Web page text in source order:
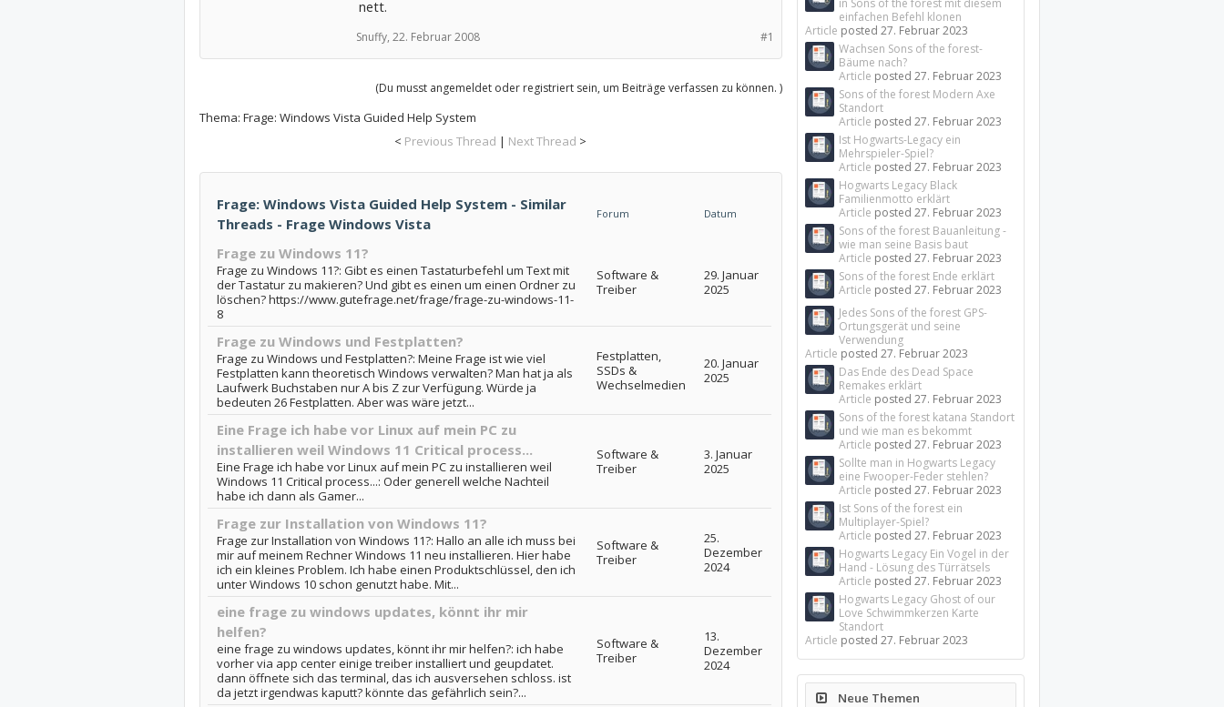
nett.
#1
Snuffy, 22. Februar 2008
(Du musst angemeldet oder registriert sein, um Beiträge verfassen zu können. )
Thema: Frage: Windows Vista Guided Help System
< Previous Thread | Next Thread >
Frage: Windows Vista Guided Help System - Similar
Threads - Frage Windows Vista
Forum Datum
Frage zu Windows 11?
Frage zu Windows 11?: Gibt es einen Tastaturbefehl um Text mit
der Tastatur zu makieren? Und gibt es einen um einen Ordner zu
löschen? https://www.gutefrage.net/frage/frage-zu-windows-11-
8
Software &
Treiber
29. Januar
2025
Frage zu Windows und Festplatten?
Frage zu Windows und Festplatten?: Meine Frage ist wie viel
Festplatten kann theoretisch Windows verwalten? Man hat ja als
Laufwerk Buchstaben nur A bis Z zur Verfügung. Würde ja
bedeuten 26 Festplatten. Aber was wäre jetzt...
Festplatten,
SSDs &
Wechselmedien
20. Januar
2025
Eine Frage ich habe vor Linux auf mein PC zu
installieren weil Windows 11 Critical process...
Eine Frage ich habe vor Linux auf mein PC zu installieren weil
Windows 11 Critical process...: Oder generell welche Nachteil
habe ich dann als Gamer...
Software &
Treiber
3. Januar
2025
Frage zur Installation von Windows 11?
Frage zur Installation von Windows 11?: Hallo an alle ich muss bei
mir auf meinem Rechner Windows 11 neu installieren. Hier habe
ich ein kleines Problem. Ich habe einen Produktschlüssel, den ich
unter Windows 10 schon genutzt habe. Mit...
Software &
Treiber
25.
Dezember
2024
eine frage zu windows updates, könnt ihr mir
helfen?
eine frage zu windows updates, könnt ihr mir helfen?: ich habe
vorher via app center einige treiber installiert und geupdatet.
dann öffnete sich das terminal, das ich ausversehen schloss. ist
da jetzt irgendwas kaputt? könnte das gefährlich sein?...
Software &
Treiber
13.
Dezember
2024
in Sons of the forest mit diesem
einfachen Befehl klonen
Article posted27. Februar 2023
Wachsen Sons of the forest-
Bäume nach?
Article posted27. Februar 2023
Sons of the forest Modern Axe
Standort
Article posted27. Februar 2023
Ist Hogwarts-Legacy ein
Mehrspieler-Spiel?
Article posted27. Februar 2023
Hogwarts Legacy Black
Familienmotto erklärt
Article posted27. Februar 2023
Sons of the forest Bauanleitung -
wie man seine Basis baut
Article posted27. Februar 2023
Sons of the forest Ende erklärt
Article posted27. Februar 2023
Jedes Sons of the forest GPS-
Ortungsgerät und seine
Verwendung
Article posted27. Februar 2023
Das Ende des Dead Space
Remakes erklärt
Article posted27. Februar 2023
Sons of the forest katana Standort
und wie man es bekommt
Article posted27. Februar 2023
Sollte man in Hogwarts Legacy
eine Fwooper-Feder stehlen?
Article posted27. Februar 2023
Ist Sons of the forest ein
Multiplayer-Spiel?
Article posted27. Februar 2023
Hogwarts Legacy Ein Vogel in der
Hand - Lösung des Türrätsels
Article posted27. Februar 2023
Hogwarts Legacy Ghost of our
Love Schwimmkerzen Karte
Standort
Article posted27. Februar 2023
Neue Themen